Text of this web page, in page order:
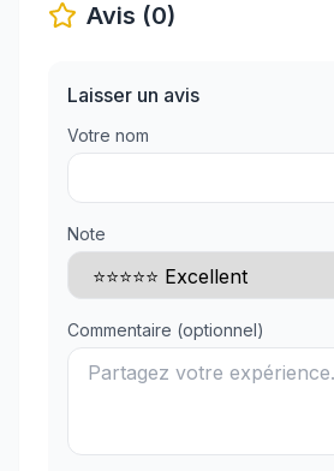
Avis (0)
Laisser un avis
Votre nom
Note
Commentaire (optionnel)